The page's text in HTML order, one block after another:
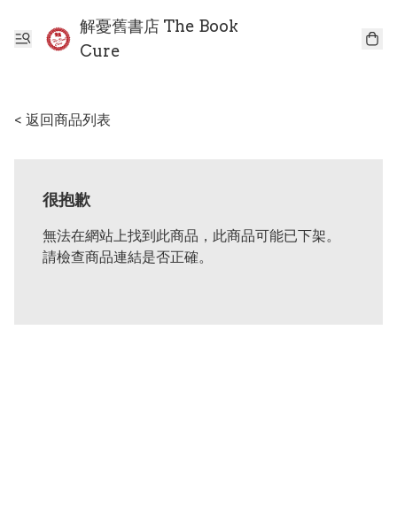
解憂舊書店 The Book
Cure
< 返回商品列表
很抱歉
無法在網站上找到此商品，此商品可能已下架。
請檢查商品連結是否正確。